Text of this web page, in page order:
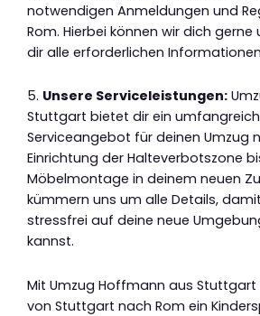
notwendigen Anmeldungen und
Rom. Hierbei können wir dich
dir alle erforderlichen
5. Unsere Serviceleistungen:
Stuttgart bietet dir ein
Serviceangebot für deinen Umzug
Einrichtung der Halteverbotszone
Möbelmontage in deinem neuen
kümmern uns um alle Details,
stressfrei auf deine neue
kannst.
Mit Umzug Hoffmann aus Stuttgart
von Stuttgart nach Rom ein